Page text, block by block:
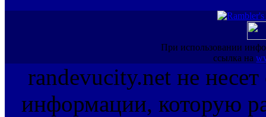
При использовании
ссылка на
randevucity.net не несет
информации, которую